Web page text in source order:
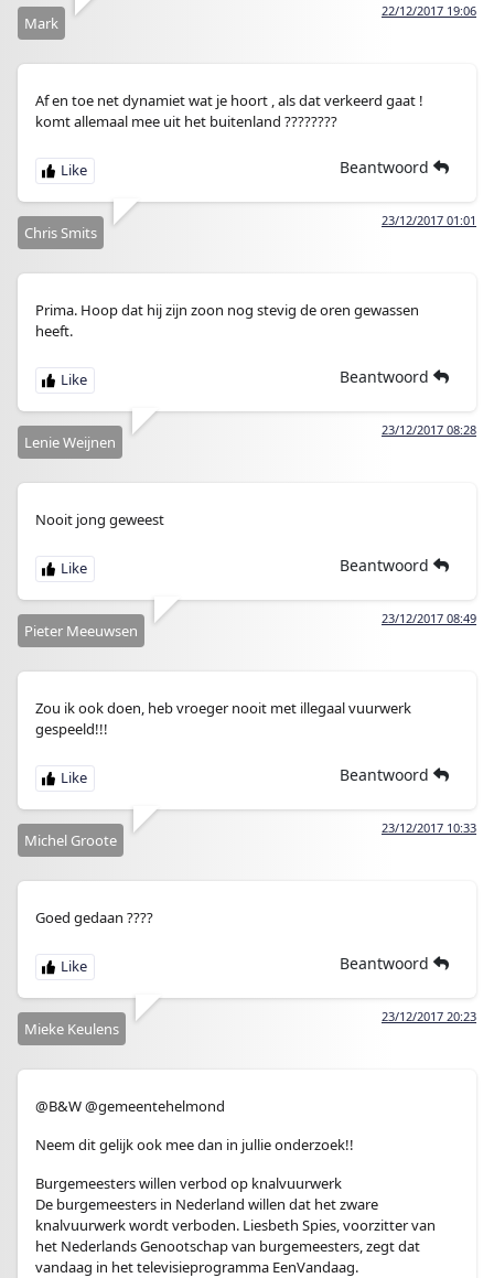
22/12/2017 19:06
Mark
Af en toe net dynamiet wat je hoort , als dat verkeerd gaat !
komt allemaal mee uit het buitenland ????????
Beantwoord
23/12/2017 01:01
Chris Smits
Prima. Hoop dat hij zijn zoon nog stevig de oren gewassen
heeft.
Beantwoord
23/12/2017 08:28
Lenie Weijnen
Nooit jong geweest
Beantwoord
23/12/2017 08:49
Pieter Meeuwsen
Zou ik ook doen, heb vroeger nooit met illegaal vuurwerk
gespeeld!!!
Beantwoord
23/12/2017 10:33
Michel Groote
Goed gedaan ????
Beantwoord
23/12/2017 20:23
Mieke Keulens
@B&W @gemeentehelmond
Neem dit gelijk ook mee dan in jullie onderzoek!!
Burgemeesters willen verbod op knalvuurwerk
De burgemeesters in Nederland willen dat het zware
knalvuurwerk wordt verboden. Liesbeth Spies, voorzitter van
het Nederlands Genootschap van burgemeesters, zegt dat
vandaag in het televisieprogramma EenVandaag.